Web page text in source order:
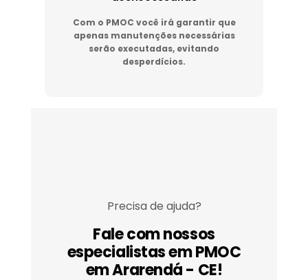
Com o PMOC você irá garantir que
apenas manutenções necessárias
serão executadas, evitando
desperdícios.
Precisa de ajuda?
Fale com nossos
especialistas em PMOC
em Ararendá - CE!